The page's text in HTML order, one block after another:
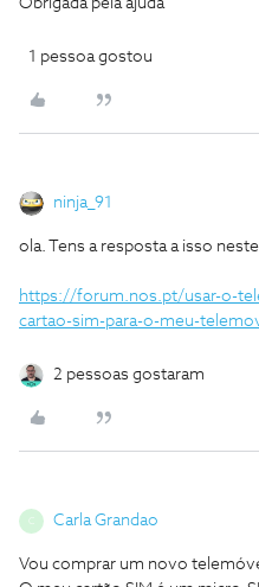
Obrigada pela ajuda
1 pessoa gostou
ninja_91
ola. Tens a resposta a isso
https://forum.nos.pt/usar-o-
cartao-sim-para-o-meu-
2 pessoas gostaram
Carla Grandao
Vou comprar um novo